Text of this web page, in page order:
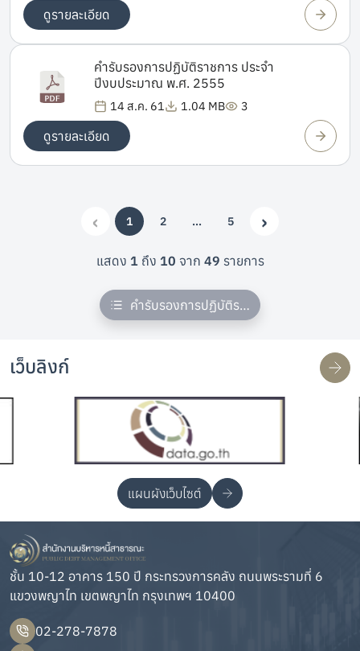
ดูรายละเอียด
คำรับรองการปฏิบัติราชการ ประจำ
ปีงบประมาณ พ.ศ. 2555
14 ส.ค. 61 1.04 MB 3
ดูรายละเอียด
แสดง 1 ถึง 10 จาก 49 รายการ
‹
Previous
1(current)
2 …More 5 ›
Next
คำรับรองการปฏิบัติราชการ
เว็บลิงก์
แผนผังเว็บไซต์
ชั้น 10-12 อาคาร 150 ปี กระทรวงการคลัง ถนนพระรามที่ 6
แขวงพญาไท เขตพญาไท กรุงเทพฯ 10400
02-278-7878